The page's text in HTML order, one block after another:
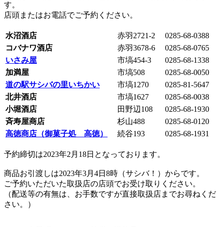
す。
店頭またはお電話でご予約ください。
水沼酒店 赤羽2721-2
0285-68-0388
コバナワ酒店
赤羽3678-6
0285-68-0765
いさみ屋
市塙454-3
0285-68-1338
加満屋
市塙508
0285-68-0050
道の駅サシバの里いちかい
市塙1270
0285-81-5647
北井酒店
市塙1627
0285-68-0038
小堀酒店
田野辺108
0285-68-1930
斉寿屋商店
杉山488
0285-68-0120
高徳商店（御菓子処 高徳）
続谷193 0285-68-1931
予約締切は2023年2月18日となっております。
商品お引渡しは2023年3月4日8時（サシバ！）からです。
ご予約いただいた取扱店の店頭でお受け取りください。
（配送等の有無は、お手数ですが直接取扱店までお尋ねくだ
さい。）